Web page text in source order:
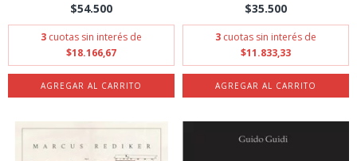
$54.500
3 cuotas sin interés de
$18.166,67
$35.500
3 cuotas sin interés de
$11.833,33